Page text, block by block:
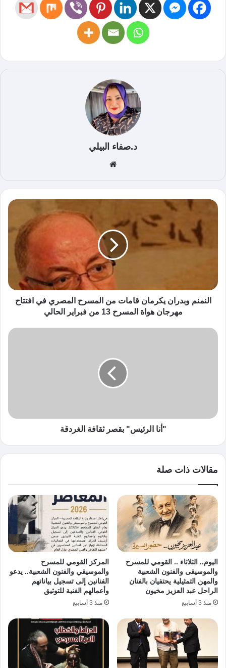
د.صفاء البيلي
الوي
ب
النمنم وبدران يكرمان قامات من المسرح المصري في افتتاح
مهرجان هواة المسرح 13 من فبراير الحالي
"أنا الرئيس" بقصر ثقافة الغردقة
مقالات ذات صلة
اليوم.. الثلاثاء .. القومي للمسرح
والموسيقى والفنون الشعبية
والمهن التمثيلية يحتفيان بالفنان
الراحل عبد العزيز مخيون
منذ 3 أسابيع
المركز القومي للمسرح
والموسيقي والفنون الشعبية.. يدعو
الفنانين إلى تسجيل بياناتهم
وأعمالهم الفنية للتوثيق
منذ 3 أسابيع